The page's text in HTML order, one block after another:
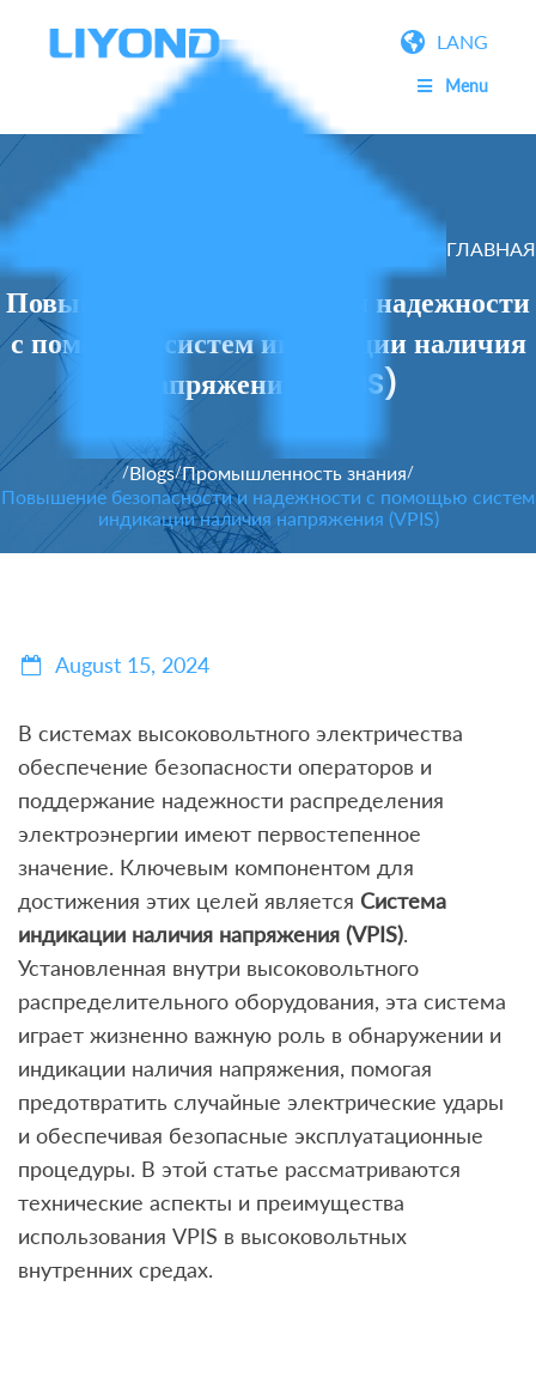
LANG
Menu
Повышение безопасности и надежности
с помощью систем индикации наличия
напряжения (VPIS)
ГЛАВНАЯ
/Blogs/Промышленность знания/
Повышение безопасности и надежности с помощью систем
индикации наличия напряжения (VPIS)
August 15, 2024
В системах высоковольтного электричества
обеспечение безопасности операторов и
поддержание надежности распределения
электроэнергии имеют первостепенное
значение. Ключевым компонентом для
достижения этих целей является Система
индикации наличия напряжения (VPIS).
Установленная внутри высоковольтного
распределительного оборудования, эта система
играет жизненно важную роль в обнаружении и
индикации наличия напряжения, помогая
предотвратить случайные электрические удары
и обеспечивая безопасные эксплуатационные
процедуры. В этой статье рассматриваются
технические аспекты и преимущества
использования VPIS в высоковольтных
внутренних средах.